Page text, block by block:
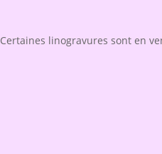
Certaines linogravures sont en